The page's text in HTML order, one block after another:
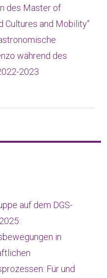
des Master of
Cultures and Mobility“
während des
2023
auf dem DGS-
in
Für und